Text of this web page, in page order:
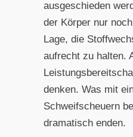
ausgeschieden
der Körper nur
Lage, die
aufrecht zu halten.
denken. Was mit
Schweifscheuern
dramatisch enden.